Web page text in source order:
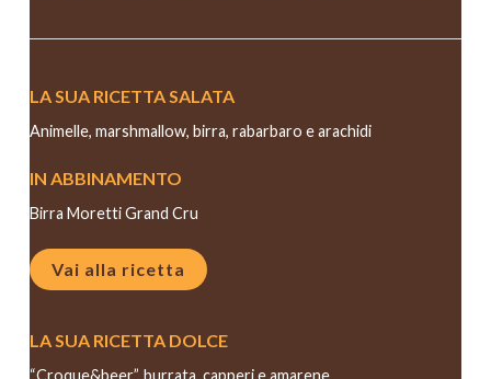
LA SUA RICETTA SALATA
Animelle, marshmallow, birra, rabarbaro e arachidi
IN ABBINAMENTO
Birra Moretti Grand Cru
Vai alla ricetta
LA SUA RICETTA DOLCE
“Croque&beer”, burrata, capperi e amarene